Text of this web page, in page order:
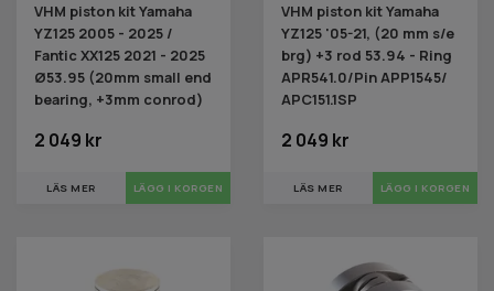
VHM piston kit Yamaha
YZ125 2005 - 2025 /
Fantic XX125 2021 - 2025
Ø53.95 (20mm small end
bearing, +3mm conrod)
2 049 kr
LÄS MER
VHM piston kit Yamaha
YZ125 '05-21, (20 mm s/e
brg) +3 rod 53.94 - Ring
APR541.0/Pin APP1545/
APC151.1SP
2 049 kr
LÄS MER